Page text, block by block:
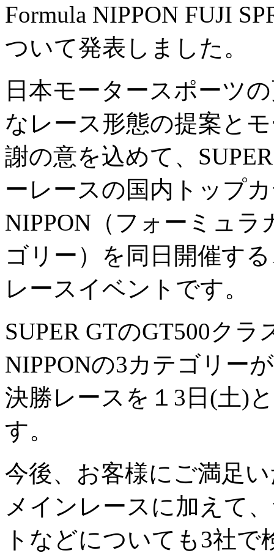
Formula NIPPON FUJI
ついて発表しました。
日本モータースポーツ
なレース形態の提案と
謝の意を込めて、
ーレースの国内トップ
NIPPON（フォーミュ
ゴリー）を同日開催す
レースイベントです。
SUPER GTのGT500ク
NIPPONの3カテゴリー
決勝レースを１3日(土)
す。
今後、お客様にご満足
メインレースに加えて
トなどについても3社